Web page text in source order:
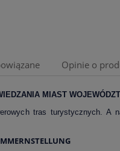
kosztów
Opinie o
MIAST
tras turystycznych. A